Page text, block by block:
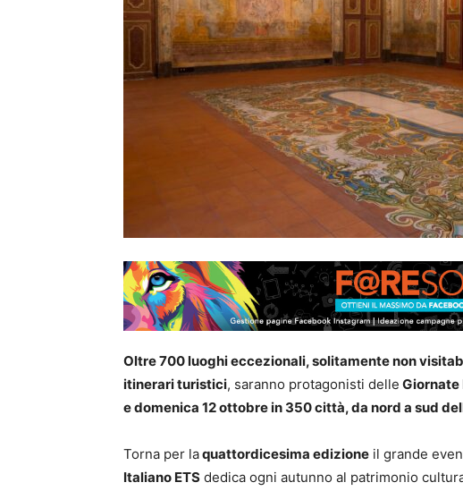
Oltre 700 luoghieccezionali, solitamente non
itinerari turistici, saranno protagonisti delle Giornate
e domenica 12 ottobre in 350 città, da nord a sud
Torna per laquattordicesima edizione il grande
Italiano ETS dedica ogni autunno al patrimonio